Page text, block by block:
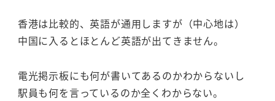
香港は比較的、英語が通用しますが（中心地は）
中国に入るとほとんど英語が出てきません。
電光掲示板にも何が書いてあるのかわからないし
駅員も何を言っているのか全くわからない。